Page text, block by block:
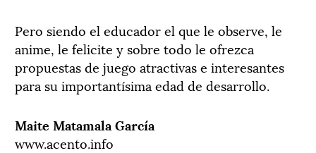
Pero siendo el educador el que le observe, le
anime, le felicite y sobre todo le ofrezca
propuestas de juego atractivas e interesantes
para su importantísima edad de desarrollo.
Maite Matamala García
www.acento.info